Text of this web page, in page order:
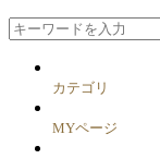
カテゴリ
MYページ